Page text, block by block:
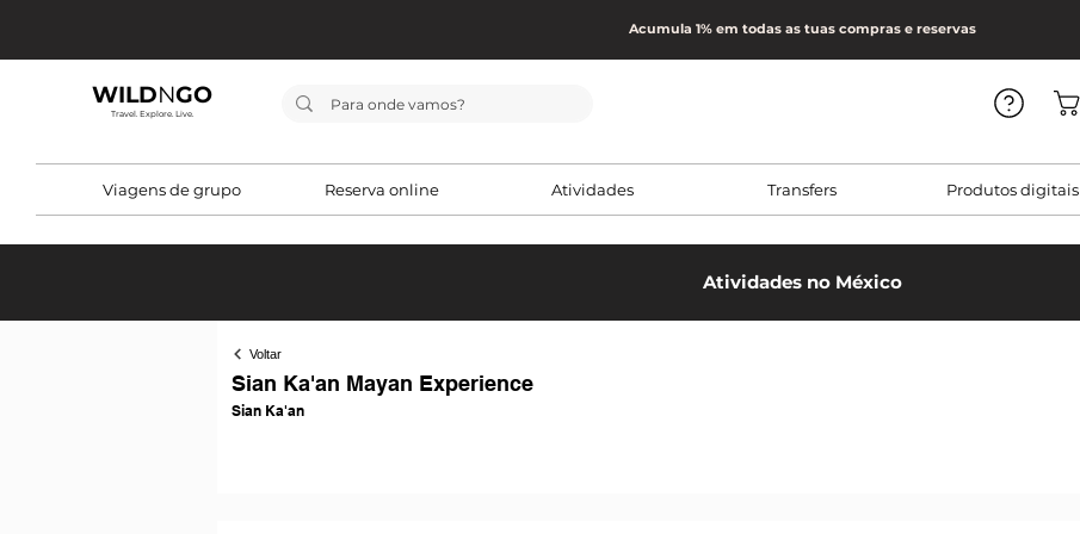
Acumula 1% em todas as tuas compras e reservas
WILDNGO
Travel. Explore. Live.
Viagens de grupo Reserva online Atividades Transfers Produtos digitais
Atividades no México
Voltar
Sian Ka'an Mayan Experience
Sian Ka'an